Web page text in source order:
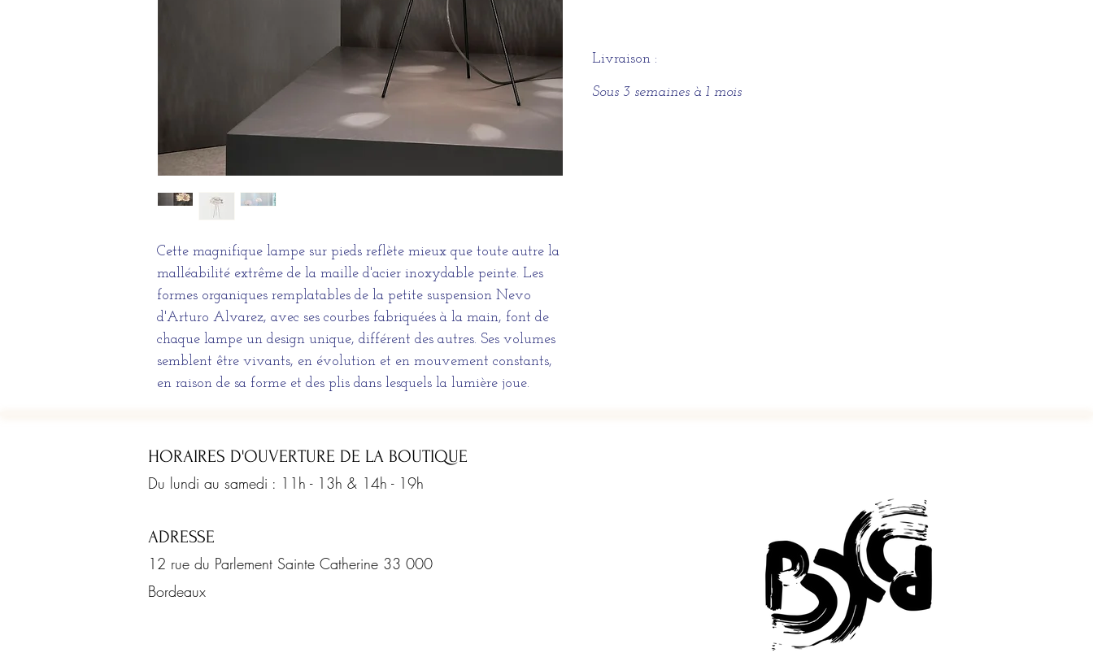
Cette magnifique lampe sur pieds reflète mieux que toute autre la
malléabilité extrême de la maille d'acier inoxydable peinte. Les
formes organiques remplatables de la petite suspension Nevo
d'Arturo Alvarez, avec ses courbes fabriquées à la main, font de
chaque lampe un design unique, différent des autres. Ses volumes
semblent être vivants, en évolution et en mouvement constants,
en raison de sa forme et des plis dans lesquels la lumière joue.
Livraison :
Sous 3 semaines à 1 mois
HORAIRES D'OUVERTURE DE LA BOUTIQUE
Du lundi au samedi : 11h - 13h & 14h - 19h
ADRESSE
12 rue du Parlement Sainte Catherine 33 000
Bordeaux